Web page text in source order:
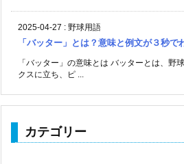
2025-04-27 : 野球用語
「バッター」とは？意味と例文が３秒で
「バッター」の意味とは バッターとは、野
クスに立ち、ピ ...
カテゴリー